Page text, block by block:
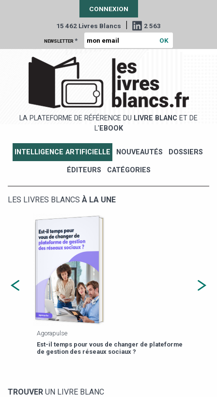
CONNEXION
15 462 Livres Blancs | 2 563
NEWSLETTER *
LA PLATEFORME DE RÉFÉRENCE DU LIVRE BLANC ET DE
L' EBOOK
INTELLIGENCE ARTIFICIELLE NOUVEAUTÉS DOSSIERS
ÉDITEURS CATÉGORIES
LES LIVRES BLANCS À LA UNE
Agorapulse
Est-il temps pour vous de changer de plateforme
de gestion des réseaux sociaux ?
TROUVER UN LIVRE BLANC